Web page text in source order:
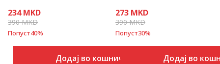
234 MKD
390MKD
Попуст40%
Додај во кошничка
273 MKD
390MKD
Попуст30%
Додај во